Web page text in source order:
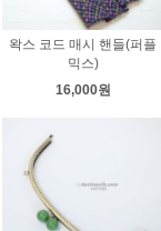
왁스 코드 매시 핸들(퍼플
믹스)
16,000원